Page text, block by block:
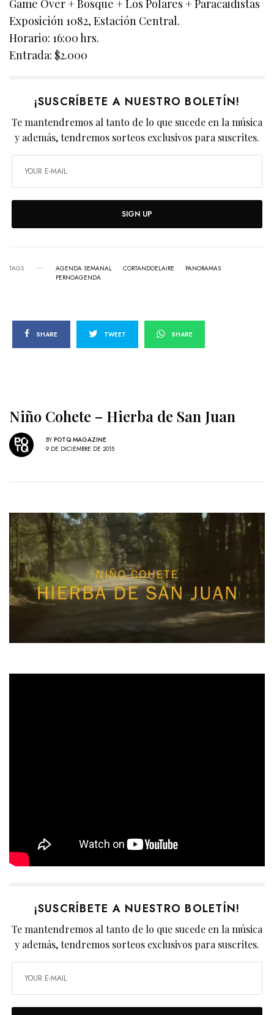
Game Over + Bosque + Los Polares + Paracaidistas
Exposición 1082, Estación Central.
Horario: 16:00 hrs.
Entrada: $2.000
¡SUSCRÍBETE A NUESTRO BOLETÍN!
Te mantendremos al tanto de lo que sucede en la música
y además, tendremos sorteos exclusivos para suscrites.
SIGN UP
TAGS AGENDA SEMANAL CORTANDOELAIRE
PANORAMAS
PERNOAGENDA
SHARE TWEET SHARE
Niño Cohete – Hierba de San Juan
BY POTQ MAGAZINE
9 DE DICIEMBRE DE 2015
¡SUSCRÍBETE A NUESTRO BOLETÍN!
Te mantendremos al tanto de lo que sucede en la música
y además, tendremos sorteos exclusivos para suscrites.